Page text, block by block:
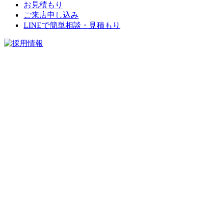
お見積もり
ご来店申し込み
LINEで簡単相談・見積もり